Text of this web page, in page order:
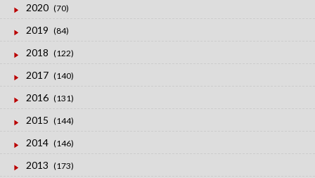
2020 (70)
2019 (84)
2018 (122)
2017 (140)
2016 (131)
2015 (144)
2014 (146)
2013 (173)